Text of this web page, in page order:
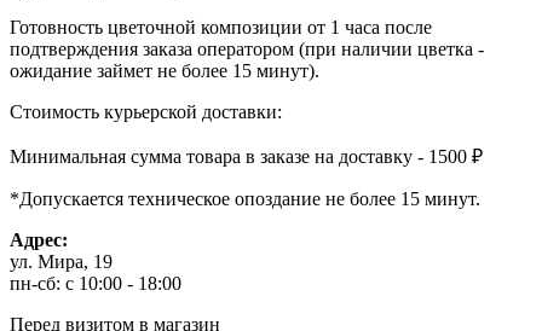
Готовность цветочной композиции от 1 часа после
подтверждения заказа оператором (при наличии цветка -
ожидание займет не более 15 минут).
Стоимость курьерской доставки:
Минимальная сумма товара в заказе на доставку - 1500 ₽
*Допускается техническое опоздание не более 15 минут.
Адрес:
ул. Мира, 19
пн-сб: с 10:00 - 18:00
Перед визитом в магазин